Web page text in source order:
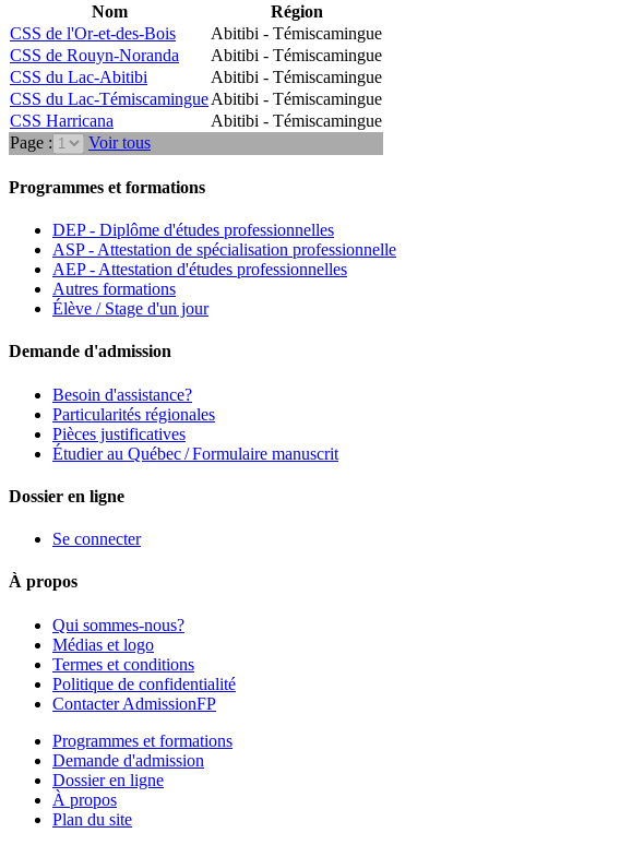
Nom
Région
CSS de l'Or-et-des-Bois
Abitibi - Témiscamingue
CSS de Rouyn-Noranda
Abitibi - Témiscamingue
CSS du Lac-Abitibi
Abitibi - Témiscamingue
CSS du Lac-TémiscamingueAbitibi - Témiscamingue
CSS Harricana
Abitibi - Témiscamingue
Page :
Voir tous
Programmes et formations
DEP - Diplôme d'études professionnelles
ASP - Attestation de spécialisation professionnelle
AEP - Attestation d'études professionnelles
Autres formations
Élève / Stage d'un jour
Demande d'admission
Besoin d'assistance?
Particularités régionales
Pièces justificatives
Étudier au Québec / Formulaire manuscrit
Dossier en ligne
Se connecter
À propos
Qui sommes-nous?
Médias et logo
Termes et conditions
Politique de confidentialité
Contacter AdmissionFP
Programmes et formations
Demande d'admission
Dossier en ligne
À propos
Plan du site